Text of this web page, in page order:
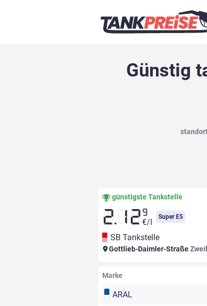
Günstig
günstigste Tankstelle
2.12 9
€/l
Super E5
SB Tankstelle
Gottlieb-Daimler-Straße
Marke
ARAL